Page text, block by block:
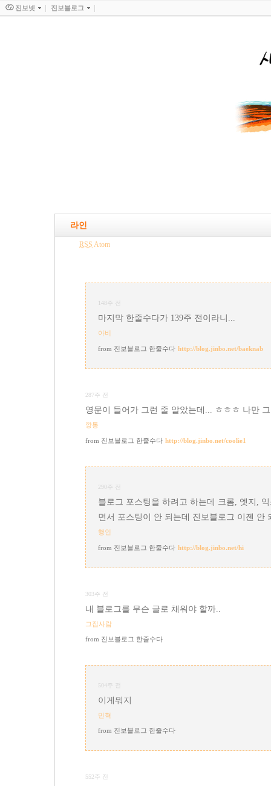
라인
RSS Atom
148주 전
마지막 한줄수다가 139주 전이라니...
아비
진보블로그 한줄수다 http://blog.jinbo.net/baeknab
287주 전
영문이 들어가 그런 줄 알았는데... ㅎㅎㅎ 나만
깡통
진보블로그 한줄수다 http://blog.jinbo.net/coolie1
290주 전
블로그 포스팅을 하려고 하는데 크롬, 엣지,
면서 포스팅이 안 되는데 진보블로그 이젠 안
행인
진보블로그 한줄수다 http://blog.jinbo.net/hi
303주 전
내 블로그를 무슨 글로 채워야 할까..
그집사람
진보블로그 한줄수다
504주 전
이게뭐지
민혁
진보블로그 한줄수다
552주 전
진보넷 진보블로그